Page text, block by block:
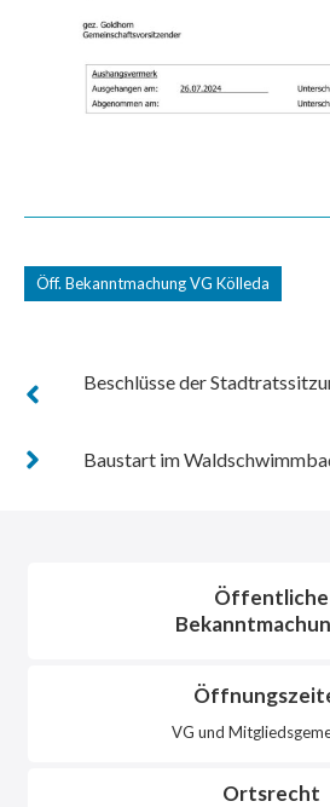
Öff. Bekanntmachung VG Kölleda
Beschlüsse der
Baustart im
Öffentliche
VG und
Ortsrecht